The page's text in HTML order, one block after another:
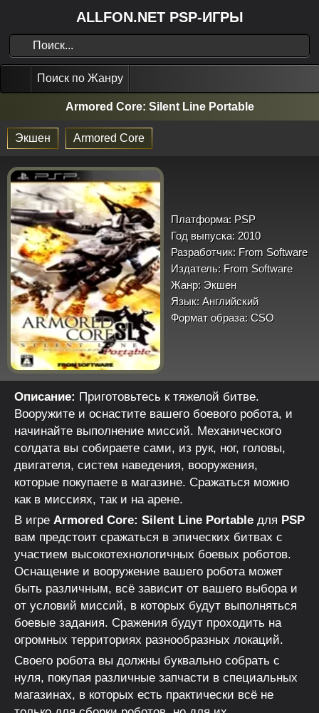
ALLFON.NET PSP-ИГРЫ
Поиск по Жанру
Armored Core: Silent Line Portable
Экшен Armored Core
Платформа: PSP
Год выпуска: 2010
Разработчик: From Software
Издатель: From Software
Жанр: Экшен
Язык: Английский
Формат образа: CSO
Описание: Приготовьтесь к тяжелой битве.
Вооружите и оснастите вашего боевого робота, и
начинайте выполнение миссий. Механического
солдата вы собираете сами, из рук, ног, головы,
двигателя, систем наведения, вооружения,
которые покупаете в магазине. Сражаться можно
как в миссиях, так и на арене.
В игре Armored Core: Silent Line Portable для PSP
вам предстоит сражаться в эпических битвах с
участием высокотехнологичных боевых роботов.
Оснащение и вооружение вашего робота может
быть различным, всё зависит от вашего выбора и
от условий миссий, в которых будут выполняться
боевые задания. Сражения будут проходить на
огромных территориях разнообразных локаций.
Своего робота вы должны буквально собрать с
нуля, покупая различные запчасти в специальных
магазинах, в которых есть практически всё не